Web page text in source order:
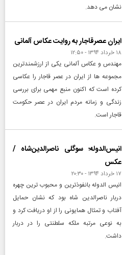
نشان می دهد.
ایران عصرقاجار به روایت عکاس آلمانی
۱۸ خرداد ۱۳۹۴ - ۱۲:۵۰
مهندس و عکاس آلمانی یکی از ارزشمندترین
مجموعه ها از ایران در عصر قاجار را عکاسی
کرده است که اکنون منبع مهمی برای بررسی
زندگی و زمانه مردم ایران در عصر حکومت
قاجار است.
انیس‌الدوله؛ سوگلی ناصرالدین‌شاه /
عکس
۱۷ خرداد ۱۳۹۴ - ۲۰:۳۰
انیس الدوله بانفوذترین و محبوب ترین چهره
دربار ناصرالدین شاه بود که نشان حمایل
آفتاب و تمثال همایونی را از او دریافت کرد و
به نوعی مرتبه ملکه سلطنتی را در دربار
داشت.